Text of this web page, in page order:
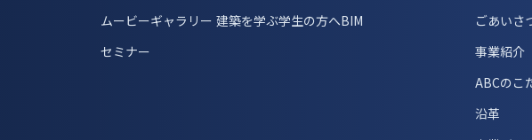
ムービーギャラリー
セミナー
建築を学ぶ学生の方へBIM
ごあいさ
事業紹介
ABCのこ
沿革